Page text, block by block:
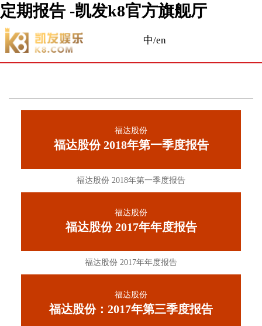
定期报告 -凯发k8官方旗舰厅
中/en
福达股份
福达股份 2018年第一季度报告
福达股份 2018年第一季度报告
福达股份
福达股份 2017年年度报告
福达股份 2017年年度报告
福达股份
福达股份：2017年第三季度报告